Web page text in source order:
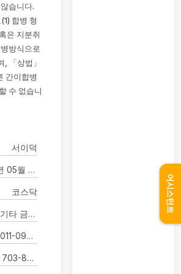
습니다.
합병 형
은 지분취
방식으로
, 「상법」
간이합병
수 없습니
서이덕
2025년 05월 26일
코스닥
그 외 기타 금융 지원 서비스업
11011-0927257
703-87-03392
어시스턴트